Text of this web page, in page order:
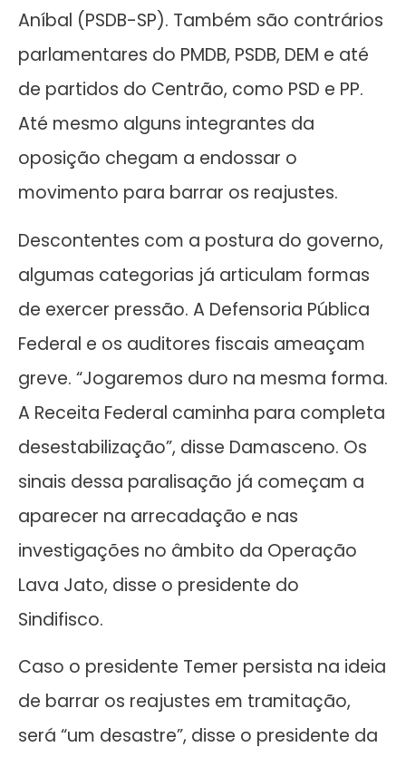
Aníbal (PSDB-SP). Também são contrários
parlamentares do PMDB, PSDB, DEM e até
de partidos do Centrão, como PSD e PP.
Até mesmo alguns integrantes da
oposição chegam a endossar o
movimento para barrar os reajustes.
Descontentes com a postura do governo,
algumas categorias já articulam formas
de exercer pressão. A Defensoria Pública
Federal e os auditores fiscais ameaçam
greve. “Jogaremos duro na mesma forma.
A Receita Federal caminha para completa
desestabilização”, disse Damasceno. Os
sinais dessa paralisação já começam a
aparecer na arrecadação e nas
investigações no âmbito da Operação
Lava Jato, disse o presidente do
Sindifisco.
Caso o presidente Temer persista na ideia
de barrar os reajustes em tramitação,
será “um desastre”, disse o presidente da